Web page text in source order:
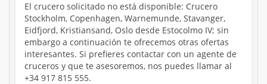
El crucero solicitado no está disponible: Crucero
Stockholm, Copenhagen, Warnemunde, Stavanger,
Eidfjord, Kristiansand, Oslo desde Estocolmo IV; sin
embargo a continuación te ofrecemos otras ofertas
interesantes. Si prefieres contactar con un agente de
cruceros y que te asesoremos, nos puedes llamar al
+34 917 815 555.